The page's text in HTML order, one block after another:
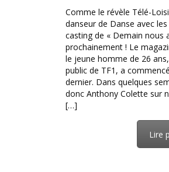
Comme le révèle Télé-
danseur de Danse avec
casting de « Demain nous
prochainement ! Le
le jeune homme de 26
public de TF1, a
dernier. Dans quelques
donc Anthony Colette sur
[…]
Lire